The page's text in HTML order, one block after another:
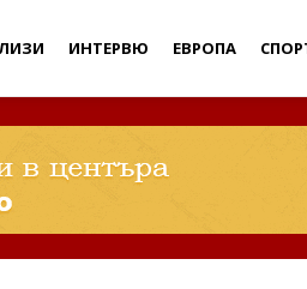
ИНТЕРВЮ ЕВРОПА